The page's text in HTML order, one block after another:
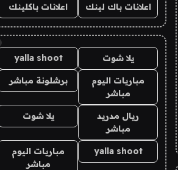
اعلانات باك لينك اعلانات باكلينك
يلا شوت yalla shoot
مباريات اليوم
مباشر
برشلونة مباشر
ريال مدريد
مباشر
يلا شوت
yalla shoot
مباريات اليوم
مباشر